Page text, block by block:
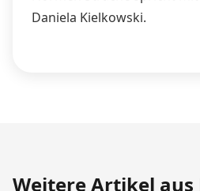
Daniela Kielkowski.
Weitere Artikel aus